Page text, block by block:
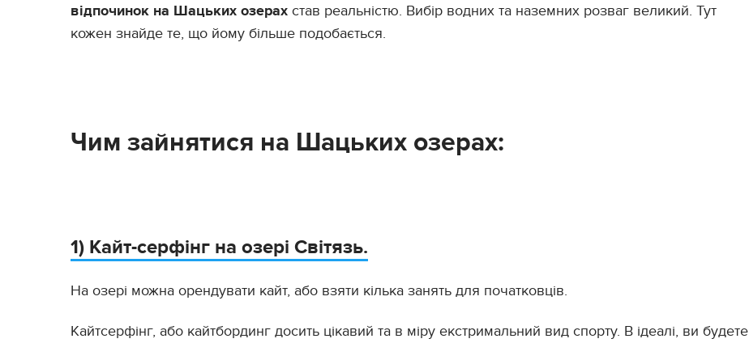
відпочинок на Шацьких озерах став реальністю. Вибір водних та наземних розваг великий. Тут
кожен знайде те, що йому більше подобається.
Чим зайнятися на Шацьких озерах:
1) Кайт-серфінг на озері Світязь.
На озері можна орендувати кайт, або взяти кілька занять для початковців.
Кайтсерфінг, або кайтбординг досить цікавий та в міру екстримальний вид спорту. В ідеалі, ви будете